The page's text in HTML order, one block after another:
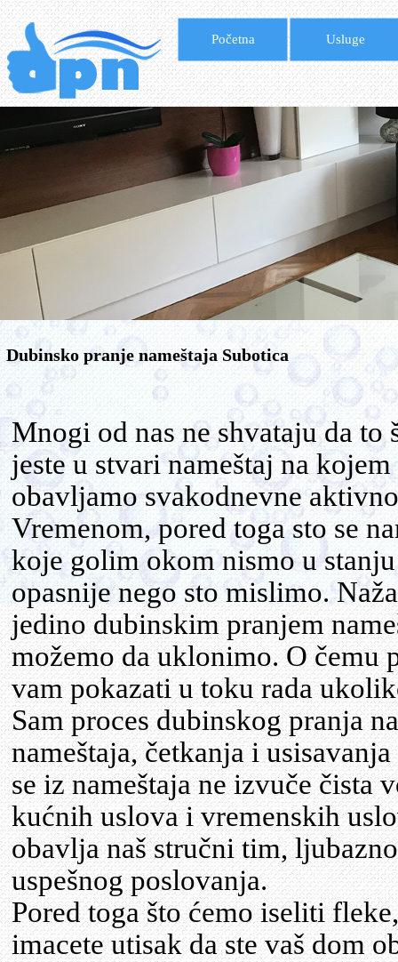
Početna Usluge
Dubinsko pranje nameštaja Subotica
Mnogi od nas ne shvataju da to
jeste u stvari nameštaj na
obavljamo svakodnevne
Vremenom, pored toga sto se
koje golim okom nismo u
opasnije nego sto mislimo.
jedino dubinskim pranjem
možemo da uklonimo. O čemu
vam pokazati u toku rada
Sam proces dubinskog pranja
nameštaja, četkanja i
se iz nameštaja ne izvuče čista
kućnih uslova i vremenskih
obavlja naš stručni tim,
uspešnog poslovanja.
Pored toga što ćemo iseliti
imacete utisak da ste vaš dom